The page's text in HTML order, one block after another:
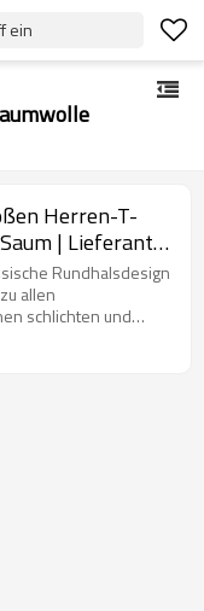
ein
Herren-T-
| Lieferant
mit
Rundhalsdesign
allen
schlichten und